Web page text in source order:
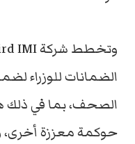
الضمانات للوزراء
الصحف، بما في ذلك
حوكمة معززة